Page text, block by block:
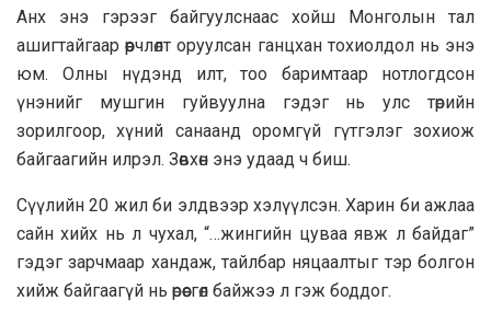
Анх энэ гэрээг байгуулснаас хойш Монголын тал
ашигтайгаар өөрчлөлт оруулсан ганцхан тохиолдол нь энэ
юм. Олны нүдэнд илт, тоо баримтаар нотлогдсон
үнэнийг мушгин гуйвуулна гэдэг нь улс төрийн
зорилгоор, хүний санаанд оромгүй гүтгэлэг зохиож
байгаагийн илрэл. Зөвхөн энэ удаад ч биш.
Сүүлийн 20 жил би элдвээр хэлүүлсэн. Харин би ажлаа
сайн хийх нь л чухал, “…жингийн цуваа явж л байдаг”
гэдэг зарчмаар хандаж, тайлбар няцаалтыг тэр болгон
хийж байгаагүй нь өрөөсгөл байжээ л гэж боддог.